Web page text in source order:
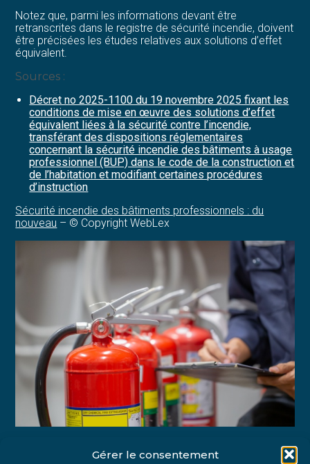
Gérer le consentement
Notez que, parmi les informations devant être
retranscrites dans le registre de sécurité incendie, doivent
être précisées les études relatives aux solutions d’effet
équivalent.
Sources :
Décret no 2025-1100 du 19 novembre 2025 fixant les
conditions de mise en œuvre des solutions d’effet
équivalent liées à la sécurité contre l’incendie,
transférant des dispositions réglementaires
concernant la sécurité incendie des bâtiments à usage
professionnel (BUP) dans le code de la construction et
de l’habitation et modifiant certaines procédures
d’instruction
Sécurité incendie des bâtiments professionnels : du
nouveau – © Copyright WebLex